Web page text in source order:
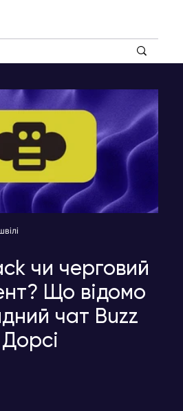
чи черговий
Що відомо
чат Buzz